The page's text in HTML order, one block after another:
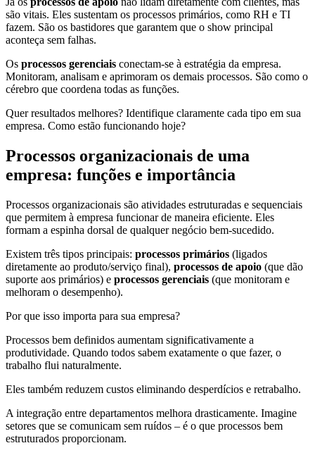
são vitais. Eles sustentam os processos primários, como RH e TI
fazem. São os bastidores que garantem que o show principal
aconteça sem falhas.
Os processos gerenciais conectam-se à estratégia da empresa.
Monitoram, analisam e aprimoram os demais processos. São como o
cérebro que coordena todas as funções.
Quer resultados melhores? Identifique claramente cada tipo em sua
empresa. Como estão funcionando hoje?
Processos organizacionais de uma
empresa: funções e importância
Processos organizacionais são atividades estruturadas e sequenciais
que permitem à empresa funcionar de maneira eficiente. Eles
formam a espinha dorsal de qualquer negócio bem-sucedido.
Existem três tipos principais: processos primários (ligados
diretamente ao produto/serviço final), processos de apoio (que dão
suporte aos primários) e processos gerenciais (que monitoram e
melhoram o desempenho).
Por que isso importa para sua empresa?
Processos bem definidos aumentam significativamente a
produtividade. Quando todos sabem exatamente o que fazer, o
trabalho flui naturalmente.
Eles também reduzem custos eliminando desperdícios e retrabalho.
A integração entre departamentos melhora drasticamente. Imagine
setores que se comunicam sem ruídos – é o que processos bem
estruturados proporcionam.